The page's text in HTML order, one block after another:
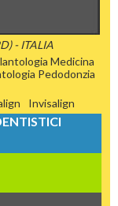
- ITALIA
Medicina
Pedodonzia
Invisalign